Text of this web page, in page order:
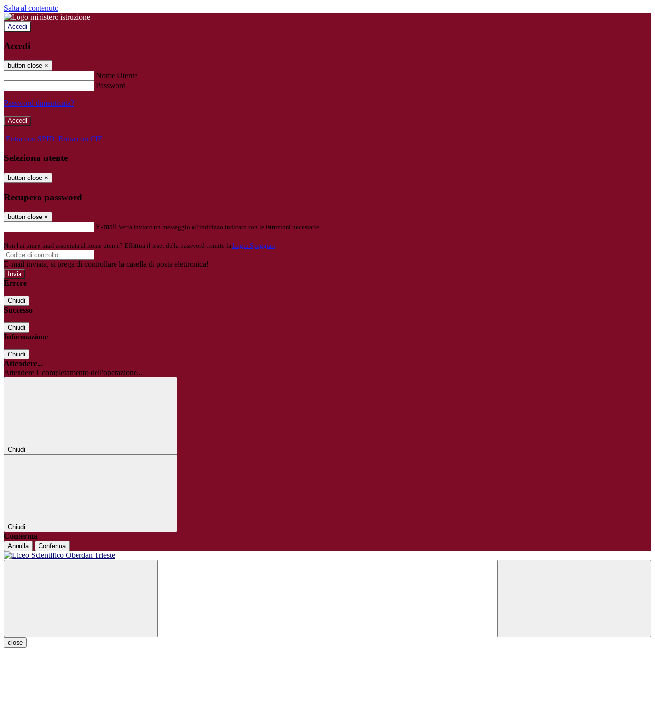
Salta al contenuto
Accedi
Accedi
button close ×
Nome Utente
Password
Password dimenticata?
-
Entra con SPID Entra con CIE
Seleziona utente
button close ×
Recupero password
button close ×
E-mail Verrà inviato un messaggio all'indirizzo indicato con le istruzioni necessarie.
Non hai una e-mail associata al nome utente? Effettua il reset della password tramite la Login Spaggiari
E-mail inviata, si prega di controllare la casella di posta elettronica!
Errore
Chiudi
Successo
Chiudi
Informazione
Chiudi
Attendere...
Attendere il completamento dell'operazione...
Chiudi
Chiudi
Conferma
Annulla Conferma
close